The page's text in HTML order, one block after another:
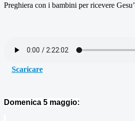
Preghiera con i bambini per ricevere Gesu’
Scaricare
Domenica 5 maggio: